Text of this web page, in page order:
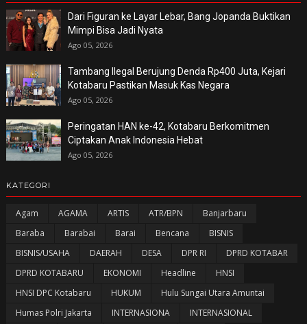
Dari Figuran ke Layar Lebar, Bang Jopanda Buktikan
Mimpi Bisa Jadi Nyata
Ago 05, 2026
Tambang Ilegal Berujung Denda Rp400 Juta, Kejari
Kotabaru Pastikan Masuk Kas Negara
Ago 05, 2026
Peringatan HAN ke-42, Kotabaru Berkomitmen
Ciptakan Anak Indonesia Hebat
Ago 05, 2026
KATEGORI
Agam AGAMA ARTIS ATR/BPN
Banjarbaru
Baraba
Barabai Barai Bencana
BISNIS
BISNIS/USAHA
DAERAH DESA DPR RI
DPRD KOTABAR
DPRD KOTABARU
EKONOMI Headline
HNSI
HNSI DPC Kotabaru
HUKUM
Hulu Sungai Utara Amuntai
Humas Polri Jakarta
INTERNASIONA
INTERNASIONAL